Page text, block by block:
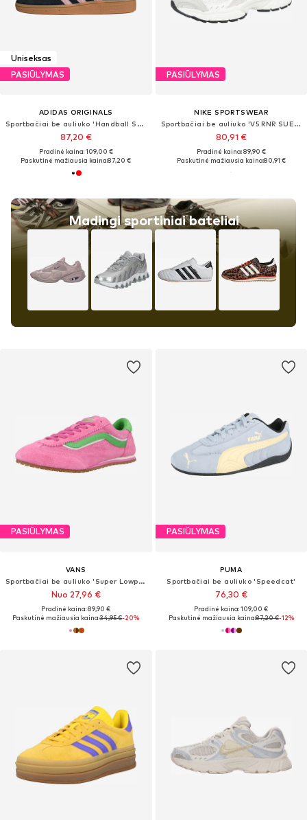
Uniseksas
PASIŪLYMAS
ADIDAS ORIGINALS
Sportbačiai be auliuko 'Handball Spezial'
87,20 €
Pradinė kaina: 109,00 €
Paskutinė mažiausia kaina:87,20 €
Madingi sportiniai bateliai
PASIŪLYMAS
NIKE SPORTSWEAR
Sportbačiai be auliuko 'V5 RNR SUEDE 2'
80,91 €
Pradinė kaina: 89,90 €
Paskutinė mažiausia kaina:80,91 €
PASIŪLYMAS
VANS
Sportbačiai be auliuko 'Super Lowpro'
Nuo 27,96 €
Pradinė kaina: 89,90 €
Paskutinė mažiausia kaina:34,95 €-20%
PASIŪLYMAS
PUMA
Sportbačiai be auliuko 'Speedcat'
76,30 €
Pradinė kaina: 109,00 €
Paskutinė mažiausia kaina:87,20 €-12%